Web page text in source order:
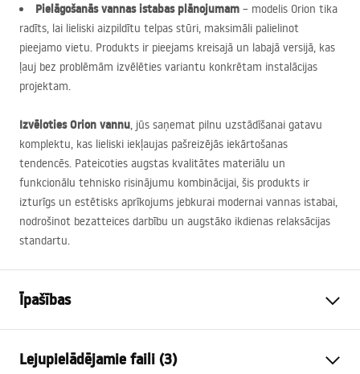
Pielāgošanās vannas istabas plānojumam – modelis Orion tika
radīts, lai lieliski aizpildītu telpas stūri, maksimāli palielinot
pieejamo vietu. Produkts ir pieejams kreisajā un labajā versijā, kas
ļauj bez problēmām izvēlēties variantu konkrētam instalācijas
projektam.
Izvēloties Orion vannu, jūs saņemat pilnu uzstādīšanai gatavu
komplektu, kas lieliski iekļaujas pašreizējās iekārtošanas
tendencēs. Pateicoties augstas kvalitātes materiālu un
funkcionālu tehnisko risinājumu kombinācijai, šis produkts ir
izturīgs un estētisks aprīkojums jebkurai modernai vannas istabai,
nodrošinot bezatteices darbību un augstāko ikdienas relaksācijas
standartu.
Īpašības
Krāsa
Lejupielādējamie faili (3)